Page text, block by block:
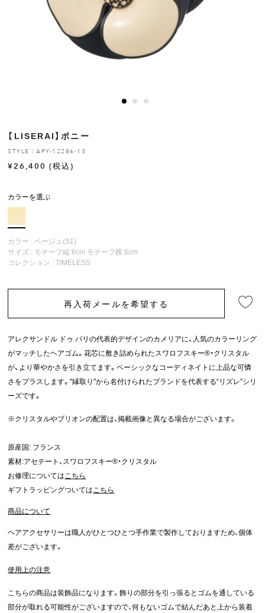
ヒストリー
クラフトマンシップ
お修理について
【LISERAI】ポニー
STYLE：APY-12286-13
¥26,400 (税込)
カラーを選ぶ
カラー : ベージュ(S1)
サイズ : モチーフ縦:6cm モチーフ横:6cm
コレクション :TIMELESS
再入荷メールを希望する
アレクサンドル ドゥ パリの代表的デザインのカメリアに、人気のカラーリング
がマッチしたヘアゴム。花芯に敷き詰められたスワロフスキー®・クリスタル
が、より華やかさを引き立てます。ベーシックなコーディネイトに上品な可憐
さをプラスします。"縁取り"から名付けられたブランドを代表する“リズレ”シリ
ーズです。
※クリスタルやブリオンの配置は、掲載画像と異なる場合がございます。
原産国: フランス
素材:アセテート、スワロフスキー®・クリスタル
お修理についてはこちら
ギフトラッピングついてはこちら
商品について
ヘアアクセサリーは職人がひとつひとつ手作業で製作しておりますため、個体
差がございます。
使用上の注意
こちらの商品は装飾品になります。飾りの部分を引っ張るとゴムを通している
部分が取れる可能性がございますので、何もないゴムで結んだあと上から装着